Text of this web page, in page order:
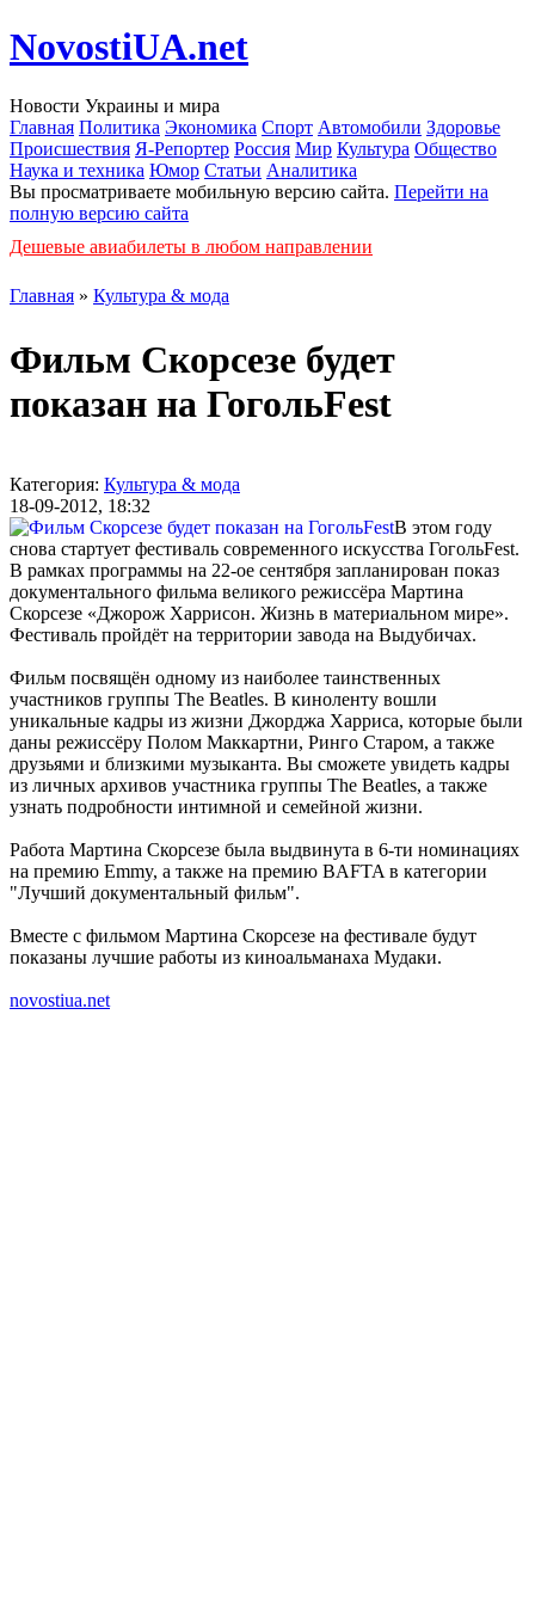
NovostiUA.net
Новости Украины и мира
Главная Политика Экономика Спорт Автомобили Здоровье
Происшествия Я-Репортер Россия Мир Культура Общество
Наука и техника Юмор Статьи Аналитика
Вы просматриваете мобильную версию сайта. Перейти на
полную версию сайта
Дешевые авиабилеты в любом направлении
Главная » Культура & мода
Фильм Скорсезе будет
показан на ГогольFest
Категория: Культура & мода
18-09-2012, 18:32
В этом году
снова стартует фестиваль современного искусства ГогольFest.
В рамках программы на 22-ое сентября запланирован показ
документального фильма великого режиссёра Мартина
Скорсезе «Джорож Харрисон. Жизнь в материальном мире».
Фестиваль пройдёт на территории завода на Выдубичах.
Фильм посвящён одному из наиболее таинственных
участников группы The Beatles. В киноленту вошли
уникальные кадры из жизни Джорджа Харриса, которые были
даны режиссёру Полом Маккартни, Ринго Старом, а также
друзьями и близкими музыканта. Вы сможете увидеть кадры
из личных архивов участника группы The Beatles, а также
узнать подробности интимной и семейной жизни.
Работа Мартина Скорсезе была выдвинута в 6-ти номинациях
на премию Emmy, а также на премию BAFTA в категории
"Лучший документальный фильм".
Вместе с фильмом Мартина Скорсезе на фестивале будут
показаны лучшие работы из киноальманаха Мудаки.
novostiua.net